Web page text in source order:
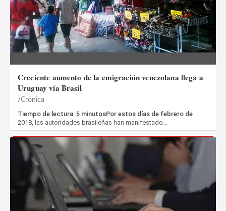
Creciente aumento de la emigración venezolana llega a
Uruguay vía Brasil
Crónica
Tiempo de lectura: 5 minutosPor estos días de febrero de
2018, las autoridades brasileñas han manifestado…